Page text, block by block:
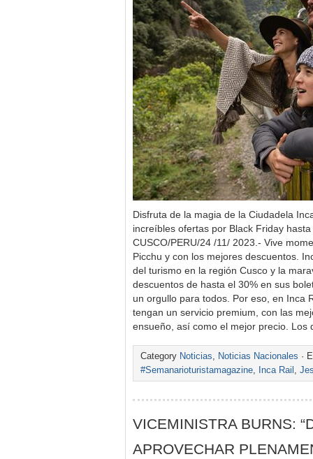
Disfruta de la magia de la Ciudadela
increíbles ofertas por Black Friday
CUSCO/PERU/24 /11/ 2023.- Vive
Picchu y con los mejores descuentos.
del turismo en la región Cusco y la
descuentos de hasta el 30% en sus
un orgullo para todos. Por eso, en Inca
tengan un servicio premium, con las
ensueño, así como el mejor precio.
Category Noticias, Noticias Nacionales ·
#Semanarioturistamagazine, Inca Rail ,
VICEMINISTRA BURNS:
APROVECHAR